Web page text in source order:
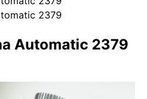
Automatic 2379